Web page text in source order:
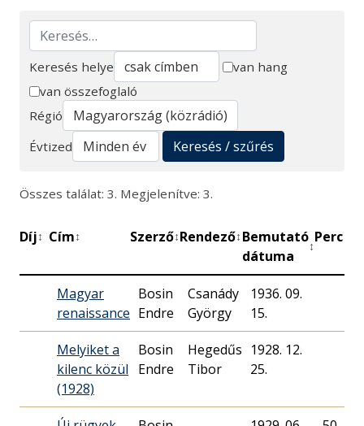
Keresés
Keresés helye
van hang
van összefoglaló
Régió
Évtized
Keresés / szűrés
Összes találat: 3. Megjelenítve: 3.
Díj↕ Cím↕ Szerző↕Rendező↕ Bemutató
dátuma
↕
Perc
Magyar
renaissance
Bosin
Endre
Csanády
György
1936. 09.
15.
Melyiket a
kilenc közül
(1928)
Bosin
Endre
Hegedűs
Tibor
1928. 12.
25.